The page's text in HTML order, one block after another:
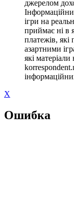
джерелом
ігри на
приймає ні в
платежів, які
азартними
які
X
Ошибка